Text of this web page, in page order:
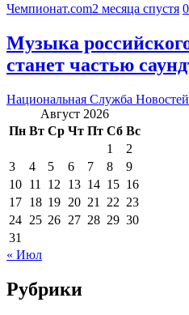
Чемпионат.com2 месяца спустя 0
Музыка
станет частью
Национальная Служба Новостей
Август 2026
Пн Вт Ср Чт Пт Сб Вс
1
2
3
4 5 6 7 8
9
10 11 12 13 14 15 16
17 18 19 20 21 22 23
24 25 26 27 28 29 30
31
« Июл
Рубрики